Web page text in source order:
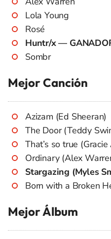
Lola Young
Rosé
Huntr/x —
Sombr
Mejor Canción
Azizam (Ed Sheeran)
The Door (Teddy
That’s so true
Ordinary (Alex
Stargazing (Myles
Born with a Broken
Mejor Álbum